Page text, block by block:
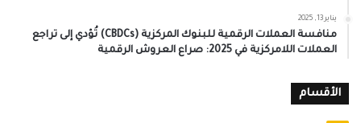
يناير 13, 2025
منافسة العملات الرقمية للبنوك المركزية (CBDCs) تُؤدي إلى تراجع
العملات اللامركزية في 2025: صراع العروش الرقمية
الأقسام